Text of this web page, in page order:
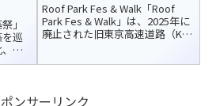
」
巡
型
過去
Roof Park Fes & Walk「Roof
Park Fes & Walk」は、2025年に
廃止された旧東京高速道路（KK
ンサーリンク